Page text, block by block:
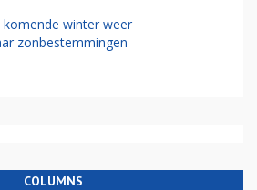
winter weer
zonbestemmingen
COLUMNS